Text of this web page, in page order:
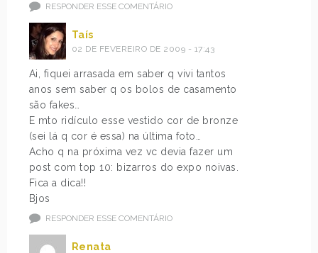
RESPONDER ESSE COMENTÁRIO
Taís
02 DE FEVEREIRO DE 2009 - 17:43
Ai, fiquei arrasada em saber q vivi tantos
anos sem saber q os bolos de casamento
são fakes…
E mto ridículo esse vestido cor de bronze
(sei lá q cor é essa) na última foto…
Acho q na próxima vez vc devia fazer um
post com top 10: bizarros do expo noivas.
Fica a dica!!
Bjos
RESPONDER ESSE COMENTÁRIO
Renata